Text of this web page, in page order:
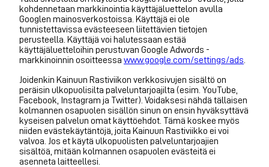
kohdennetaan markkinointia käyttäjäluettelon avulla
Googlen mainosverkostoissa. Käyttäjä ei ole
tunnistettavissa evästeeseen liitettävien tietojen
perusteella. Käyttäjä voi halutessaan estää
käyttäjäluetteloihin perustuvan Google Adwords -
markkinoinnin osoitteessa www.google.com/settings/ads
Joidenkin Kainuun Rastiviikon verkkosivujen sisältö on
peräisin ulkopuolisilta palveluntarjoajilta (esim. YouTube,
Facebook, Instagram ja Twitter). Voidaksesi nähdä tällaisen
kolmannen osapuolen sisällön sinun on ensin hyväksyttävä
kyseisen palvelun omat käyttöehdot. Tämä koskee myös
niiden evästekäytäntöjä, joita Kainuun Rastiviikko ei voi
valvoa. Jos et käytä ulkopuolisten palveluntarjoajien
sisältöä, mitään kolmannen osapuolen evästeitä ei
asenneta laitteellesi.